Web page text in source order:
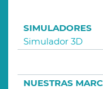
SIMULADORES
Simulador 3D
NUESTRAS